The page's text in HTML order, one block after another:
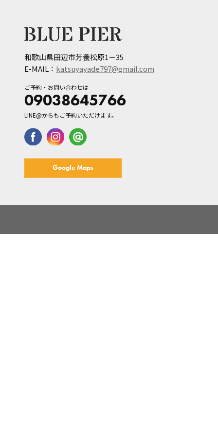
和歌山県田辺市芳養松原1－35
E-MAIL： katsuyayade797@gmail.com
ご予約・お問い合わせは
09038645766
LINE@からもご予約いただけます。
Google Maps